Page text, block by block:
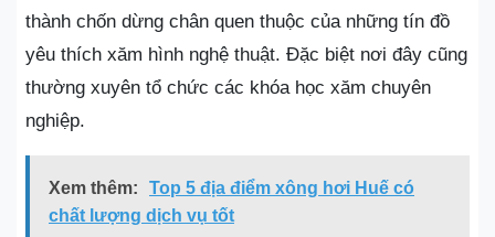
thành chốn dừng chân quen thuộc của những tín đồ
yêu thích xăm hình nghệ thuật. Đặc biệt nơi đây cũng
thường xuyên tổ chức các khóa học xăm chuyên
nghiệp.
Xem thêm:
Top 5 địa điểm xông hơi Huế có
chất lượng dịch vụ tốt